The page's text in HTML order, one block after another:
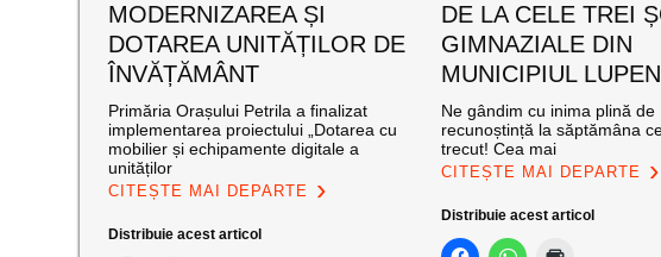
MODERNIZAREA ȘI
DOTAREA UNITĂȚILOR DE
ÎNVĂȚĂMÂNT
Primăria Orașului Petrila a finalizat
implementarea proiectului „Dotarea cu
mobilier și echipamente digitale a
unităților
CITEȘTE MAI DEPARTE
Distribuie acest articol
DE LA CELE TREI
GIMNAZIALE DIN
MUNICIPIUL
Ne gândim cu inima plină de
recunoștință la săptămâna
trecut! Cea mai
CITEȘTE MAI DEPARTE
Distribuie acest articol